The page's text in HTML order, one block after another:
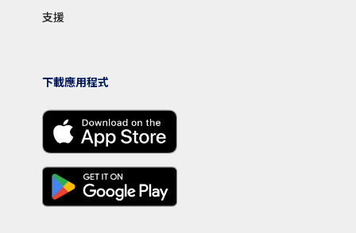
支援
下載應用程式